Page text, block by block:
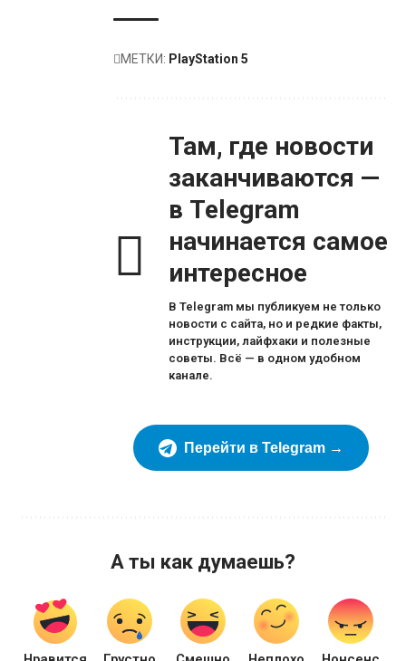
МЕТКИ: PlayStation 5
Там, где новости
заканчиваются —
в Telegram
начинается самое
интересное
В Telegram мы публикуем не только
новости с сайта, но и редкие факты,
инструкции, лайфхаки и полезные
советы. Всё — в одном удобном
канале.
Перейти в Telegram →
А ты как думаешь?